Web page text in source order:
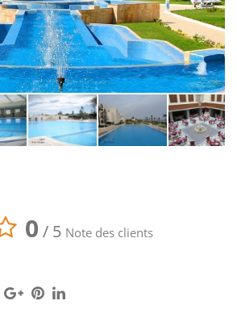
0 / 5 Note des clients